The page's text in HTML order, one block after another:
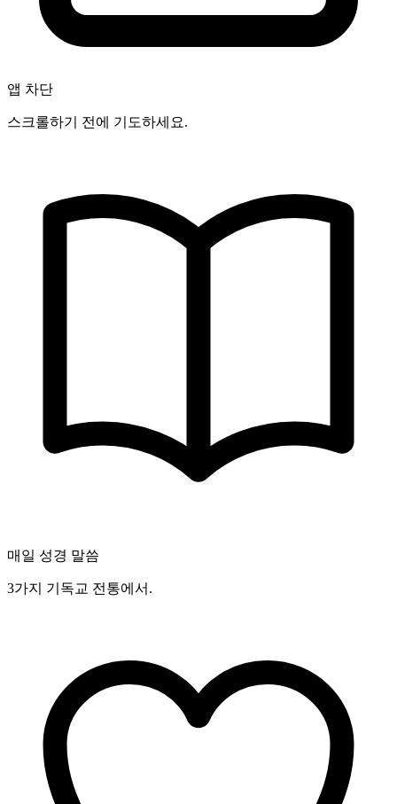
앱 차단
스크롤하기 전에 기도하세요.
매일 성경 말씀
3가지 기독교 전통에서.